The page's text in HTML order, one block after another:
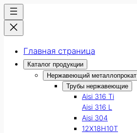
Главная страница
Каталог продукции
Нержавеющий металлопрокат
Трубы нержавеющие
Aisi 316 Ti
Aisi 316 L
Aisi 304
12Х18Н10Т